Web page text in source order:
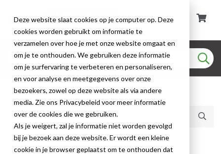
Deze website slaat cookies op je computer op. Deze
cookies worden gebruikt om informatie te
verzamelen over hoe je met onze website omgaat en
om je te onthouden. We gebruiken deze informatie
om je surfervaring te verbeteren en personaliseren,
en voor analyse en meetgegevens over onze
bezoekers, zowel op deze website als via andere
media. Zie ons Privacybeleid voor meer informatie
over de cookies die we gebruiken.
Als je weigert, zal je informatie niet worden gevolgd
bij je bezoek aan deze website. Er wordt een kleine
cookie in je browser geplaatst om te onthouden dat
Huidige producten (1)
Shop